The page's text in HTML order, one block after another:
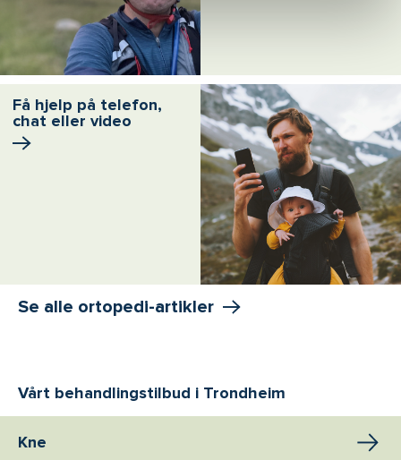
Få hjelp på telefon,
chat eller video
Se alle ortopedi-artikler
Vårt behandlingstilbud i Trondheim
Kne